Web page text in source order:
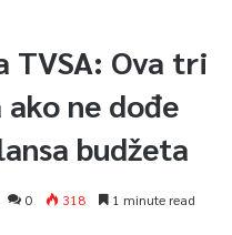
TVSA: Ova tri
ne dođe
budžeta
0 318 1 minute read